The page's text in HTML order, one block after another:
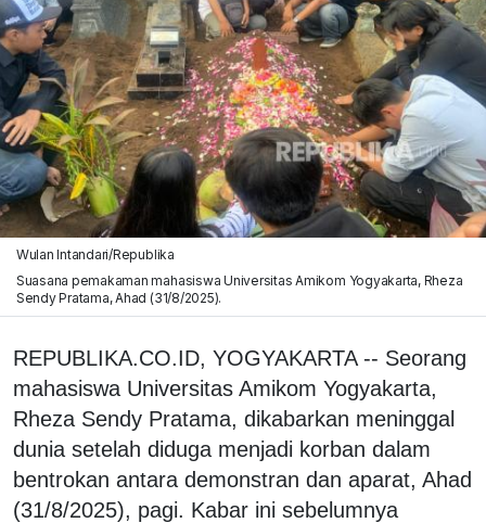
Wulan Intandari/Republika
Suasana pemakaman mahasiswa Universitas Amikom Yogyakarta, Rheza
Sendy Pratama, Ahad (31/8/2025).
REPUBLIKA.CO.ID, YOGYAKARTA -- Seorang
mahasiswa Universitas Amikom Yogyakarta,
Rheza Sendy Pratama, dikabarkan meninggal
dunia setelah diduga menjadi korban dalam
bentrokan antara demonstran dan aparat, Ahad
(31/8/2025), pagi. Kabar ini sebelumnya